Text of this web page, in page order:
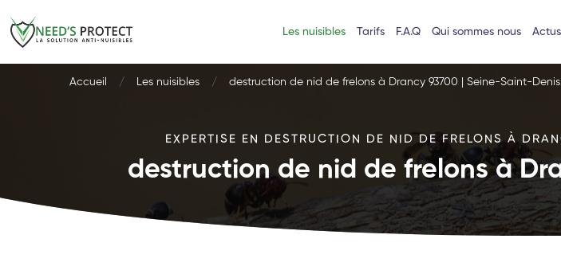
Les nuisibles Tarifs F.A.Q Qui sommes nous Actus
Accueil Les nuisibles destruction de nid de frelons à Drancy 93700 | Seine-Saint-Denis
EXPERTISE EN DESTRUCTION DE NID DE FRELONS À
destruction de nid de frelons à